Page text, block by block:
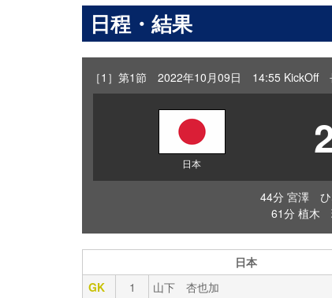
日程・結果
［1］第1節 2022年10月09日 14:55 KickOff
日本
44分 宮澤 ひ
61分 植木
日本
GK
1 山下 杏也加